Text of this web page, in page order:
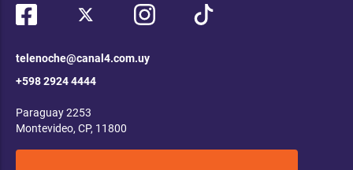
telenoche@canal4.com.uy
+598 2924 4444
Paraguay 2253
Montevideo, CP, 11800